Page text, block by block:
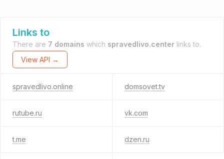
Links to
There are 7 domains which spravedlivo.center links to.
View API →
spravedlivo.online domsovet.tv
rutube.ru vk.com
t.me dzen.ru